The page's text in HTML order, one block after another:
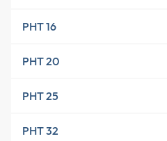
PHT 16
PHT 20
PHT 25
PHT 32